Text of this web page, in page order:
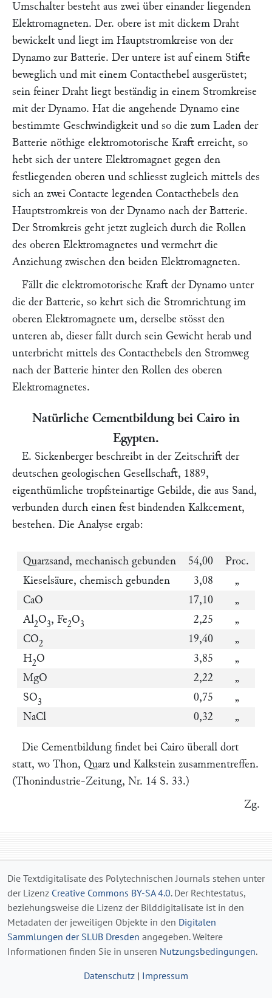
Umschalter besteht aus zwei über einander liegenden
Elektromagneten. Der. obere ist mit dickem Draht
bewickelt und liegt im Hauptstromkreise von der
Dynamo zur Batterie. Der untere ist auf einem Stifte
beweglich und mit einem Contacthebel ausgerüstet;
sein feiner Draht liegt beständig in einem Stromkreise
mit der Dynamo. Hat die angehende Dynamo eine
bestimmte Geschwindigkeit und so die zum Laden der
Batterie nöthige elektromotorische Kraft erreicht, so
hebt sich der untere Elektromagnet gegen den
festliegenden oberen und schliesst zugleich mittels des
sich an zwei Contacte legenden Contacthebels den
Hauptstromkreis von der Dynamo nach der Batterie.
Der Stromkreis geht jetzt zugleich durch die Rollen
des oberen Elektromagnetes und vermehrt die
Anziehung zwischen den beiden Elektromagneten.
Fällt die elektromotorische Kraft der Dynamo unter
die der Batterie, so kehrt sich die Stromrichtung im
oberen Elektromagnete um, derselbe stösst den
unteren ab, dieser fallt durch sein Gewicht herab und
unterbricht mittels des Contacthebels den Stromweg
nach der Batterie hinter den Rollen des oberen
Elektromagnetes.
Natürliche Cementbildung bei Cairo in
Egypten.
E. Sickenbergerbeschreibt in der Zeitschrift der
deutschen geologischen Gesellschaft, 1889,
eigenthümliche tropfsteinartige Gebilde, die aus Sand,
verbunden durch einen fest bindenden Kalkcement,
bestehen. Die Analyse ergab:
Quarzsand, mechanisch gebunden 54,00
Proc.
Kieselsäure, chemisch gebunden
3,08
„
CaO
17,10
„
Al2O3, Fe2O3 2,25
„
CO2 19,40
„
H2O 3,85
„
MgO
2,22
„
SO3 0,75
„
NaCl
0,32 „
Die Cementbildung findet bei Cairo überall dort
statt, wo Thon, Quarz und Kalkstein zusammentreffen.
(Thonindustrie-Zeitung, Nr. 14 S. 33.)
Zg.
Die Textdigitalisate des Polytechnischen Journals stehen unter
der Lizenz Creative Commons BY-SA 4.0. Der Rechtestatus,
beziehungsweise die Lizenz der Bilddigitalisate ist in den
Metadaten der jeweiligen Objekte in den Digitalen
Sammlungen der SLUB Dresden angegeben. Weitere
Informationen finden Sie in unseren Nutzungsbedingungen.
Datenschutz | Impressum